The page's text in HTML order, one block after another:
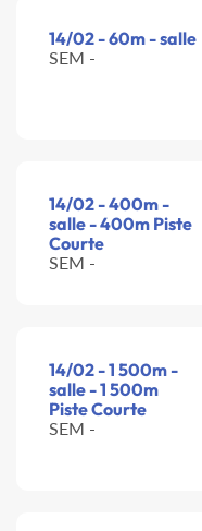
14/02 - 60m - salle
SEM -
14/02 - 400m -
salle - 400m Piste
Courte
SEM -
14/02 - 1 500m -
salle - 1 500m
Piste Courte
SEM -